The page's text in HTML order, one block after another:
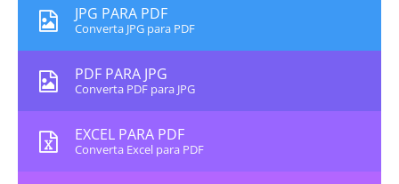
JPG PARA PDF
Converta JPG para PDF
PDF PARA JPG
Converta PDF para JPG
EXCEL PARA PDF
Converta Excel para PDF